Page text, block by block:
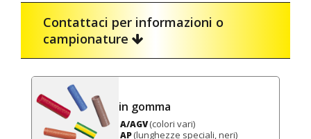
Contattaci per informazioni o
campionature
in gomma
A/AGV (colori vari)
AP (lunghezze speciali, neri)